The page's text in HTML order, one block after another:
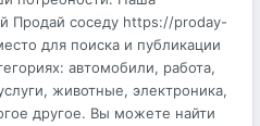
Продай соседу https://proday-
для поиска и публикации
автомобили, работа,
животные, электроника,
другое. Вы можете найти